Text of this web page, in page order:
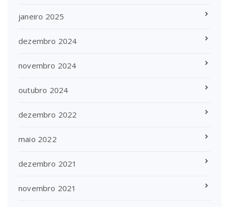
janeiro 2025
dezembro 2024
novembro 2024
outubro 2024
dezembro 2022
maio 2022
dezembro 2021
novembro 2021